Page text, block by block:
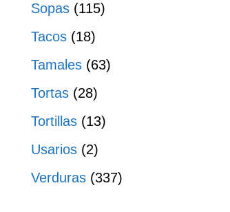
Sopas (115)
Tacos (18)
Tamales (63)
Tortas (28)
Tortillas (13)
Usarios (2)
Verduras (337)